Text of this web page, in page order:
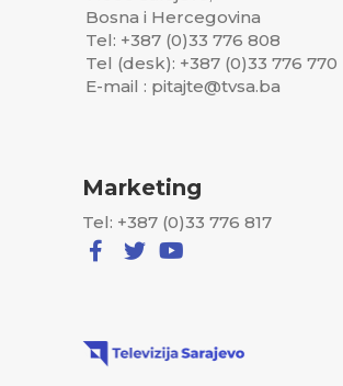
Bosna i Hercegovina
Tel: +387 (0)33 776 808
Tel (desk): +387 (0)33 776 770
E-mail : pitajte@tvsa.ba
Marketing
Tel: +387 (0)33 776 817